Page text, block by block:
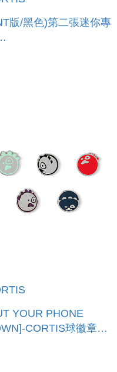
版/黑色)第二張迷你專
YOUR PHONE
CORTIS球徽章組